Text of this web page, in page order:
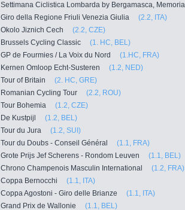
Settimana Ciclistica Lombarda by Bergamasca,
Giro della Regione Friuli Venezia Giulia (2.2, ITA)
Okolo Jiznich Cech (2.2, CZE)
Brussels Cycling Classic (1. HC, BEL)
GP de Fourmies / La Voix du Nord (1.HC, FRA)
Kernen Omloop Echt-Susteren (1.2, NED)
Tour of Britain (2. HC, GRE)
Romanian Cycling Tour (2.2, ROU)
Tour Bohemia (1.2, CZE)
De Kustpijl (1.2, BEL)
Tour du Jura (1.2, SUI)
Tour du Doubs - Conseil Général (1.1, FRA)
Grote Prijs Jef Scherens - Rondom Leuven (1.1, BEL)
Chrono Champenois Masculin International (1.2, FRA)
Coppa Bernocchi (1.1, ITA)
Coppa Agostoni - Giro delle Brianze (1.1, ITA)
Grand Prix de Wallonie (1.1, BEL)